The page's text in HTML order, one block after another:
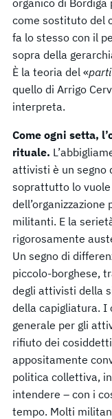
come sostituto del
fa lo stesso con il
sopra della
È la teoria del «
quello di Arrigo
interpreta.
Come ogni setta,
rituale.
attivisti è un segno
soprattutto lo vuole
militanti. E la
rigorosamente
Un segno di
piccolo-borghese,
degli attivisti della
della capigliatura. I
generale per gli
rifiuto dei
appositamente
politica collettiva,
intendere – con i
tempo. Molti